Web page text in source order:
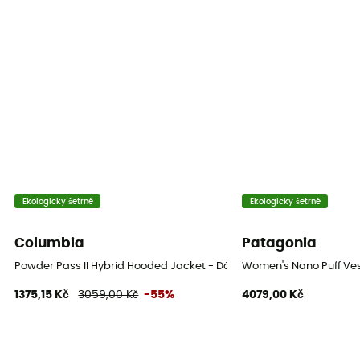
3 kieszenie
Ekologicky šetrné
Columbia
Powder Pass II Hybrid Hooded Jacket - Dámská péřova
1375,15 Kč 3059,00 Kč -55%
Ekologicky šetrné
Patagonia
Women's Nano Puff
4079,00 Kč